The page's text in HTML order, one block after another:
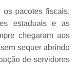
pacotes fiscais,
estaduais e as
chegaram aos
sequer abrindo
de servidores